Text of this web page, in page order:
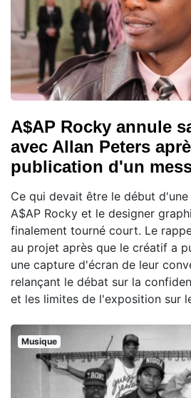
A$AP Rocky annule
avec Allan Peters
publication d'un
Ce qui devait être le début
A$AP Rocky et le designer
finalement tourné court. Le
au projet après que le créatif a
une capture d'écran de leur
relançant le débat sur la
et les limites de l'exposition sur
Musique